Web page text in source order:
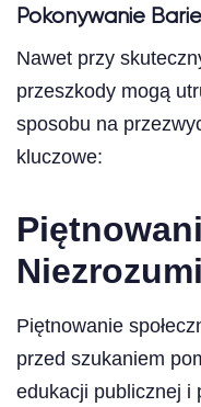
Pokonywanie
Nawet przy
przeszkody mogą
sposobu na
kluczowe:
Piętnowanie
przed szukaniem
edukacji publicznej i